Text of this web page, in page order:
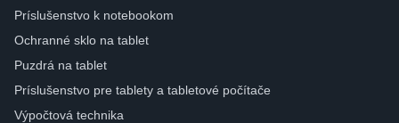
Príslušenstvo k notebookom
Ochranné sklo na tablet
Puzdrá na tablet
Príslušenstvo pre tablety a tabletové počítače
Výpočtová technika